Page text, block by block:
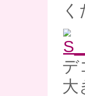
デ
大